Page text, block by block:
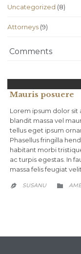
Uncategorized (8)
Аttorneys (9)
Comments
Mauris posuere
Lorem ipsum dolor
blandit massa vel
tellus eget ipsum
Phasellus fringilla
habitant morbi
ac turpis egestas. In
massa felis feugiat
 SUSANU 